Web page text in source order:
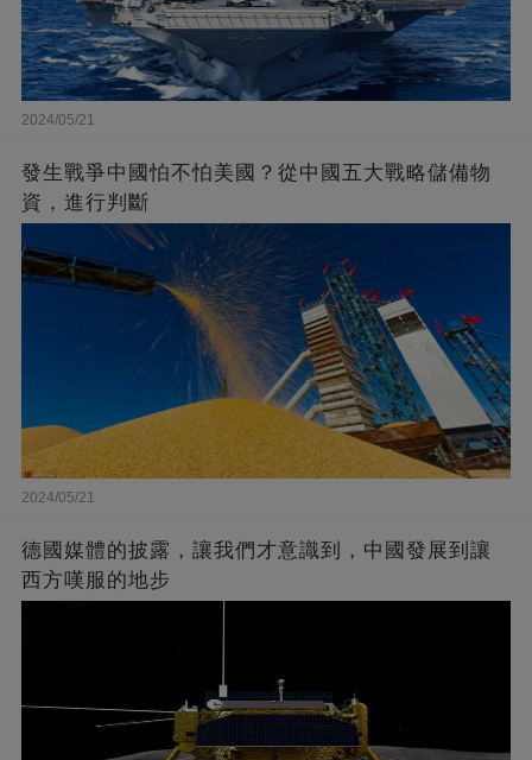
2024/05/21
發生戰爭中國怕不怕美國？從中國五大戰略儲備物
資，進行判斷
2024/05/21
德國媒體的披露，讓我們才意識到，中國發展到讓
西方嘆服的地步